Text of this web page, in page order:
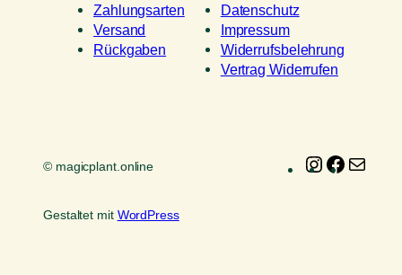
Zahlungsarten
Versand
Rückgaben
Datenschutz
Impressum
Widerrufsbelehrung
Vertrag Widerrufen
© magicplant.online Instagram
Gestaltet mit WordPress